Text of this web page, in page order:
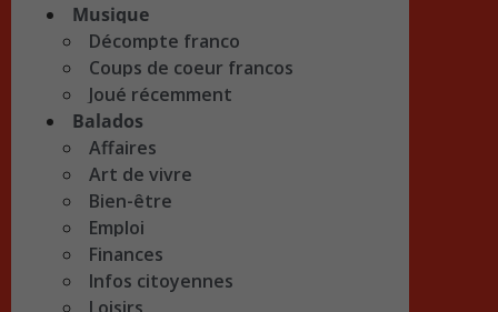
Musique
Décompte franco
Coups de coeur francos
Joué récemment
Balados
Affaires
Art de vivre
Bien-être
Emploi
Finances
Infos citoyennes